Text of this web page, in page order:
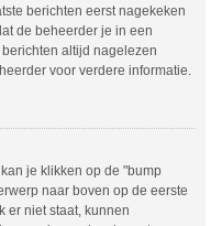
berichten eerst nagekeken
de beheerder je in een
altijd nagelezen
voor verdere informatie.
je klikken op de "bump
naar boven op de eerste
er niet staat, kunnen